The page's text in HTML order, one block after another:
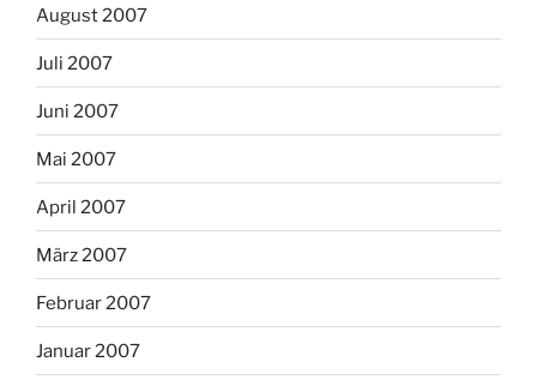
August 2007
Juli 2007
Juni 2007
Mai 2007
April 2007
März 2007
Februar 2007
Januar 2007